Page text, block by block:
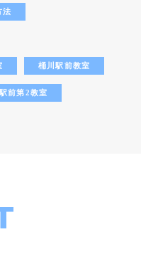
法
桶川駅前教室
前第2教室